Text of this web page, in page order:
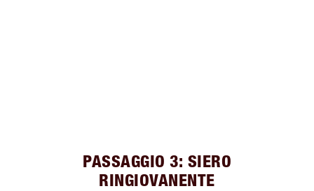
PASSAGGIO 3: SIERO
RINGIOVANENTE